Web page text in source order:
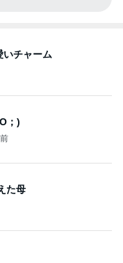
いチャーム
；)
た母